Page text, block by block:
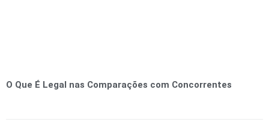
O Que É Legal nas Comparações com Concorrentes